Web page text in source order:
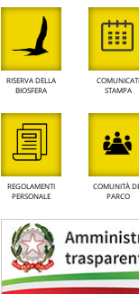
RISERVA DELLA
BIOSFERA
COMUNICATI
STAMPA
REGOLAMENTI
PERSONALE
COMUNITÀ
PARCO